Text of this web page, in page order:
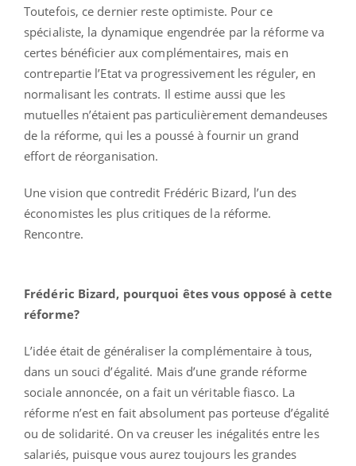
Toutefois, ce dernier reste optimiste. Pour ce
spécialiste, la dynamique engendrée par la réforme va
certes bénéficier aux complémentaires, mais en
contrepartie l’Etat va progressivement les réguler, en
normalisant les contrats. Il estime aussi que les
mutuelles n’étaient pas particulièrement demandeuses
de la réforme, qui les a poussé à fournir un grand
effort de réorganisation.
Une vision que contredit Frédéric Bizard, l’un des
économistes les plus critiques de la réforme.
Rencontre.
Frédéric Bizard, pourquoi êtes vous opposé à cette
réforme?
L’idée était de généraliser la complémentaire à tous,
dans un souci d’égalité. Mais d’une grande réforme
sociale annoncée, on a fait un véritable fiasco. La
réforme n’est en fait absolument pas porteuse d’égalité
ou de solidarité. On va creuser les inégalités entre les
salariés, puisque vous aurez toujours les grandes